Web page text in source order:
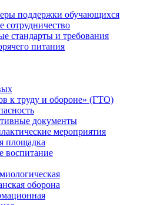
поддержки обучающихся
стандарты и требования
питания
к труду и обороне» (ГТО)
документы
мероприятия
площадка
воспитание
оборона